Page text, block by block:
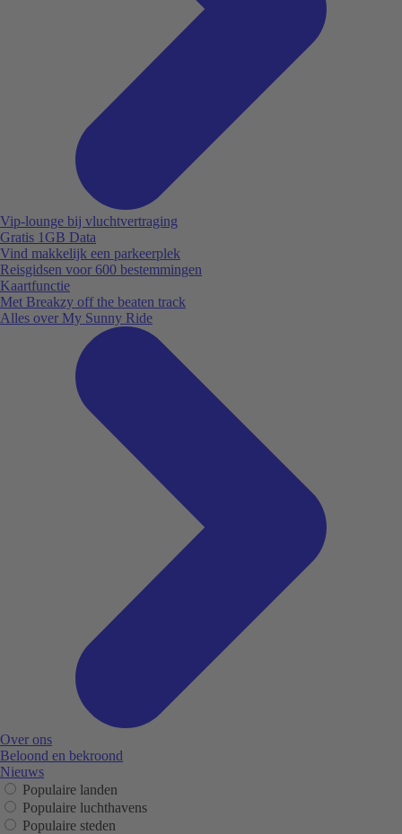
Vip-lounge bij vluchtvertraging
Gratis 1GB Data
Vind makkelijk een parkeerplek
Reisgidsen voor 600 bestemmingen
Kaartfunctie
Met Breakzy off the beaten track
Alles over My Sunny Ride
Over ons
Beloond en bekroond
Nieuws
Populaire landen
Populaire luchthavens
Populaire steden